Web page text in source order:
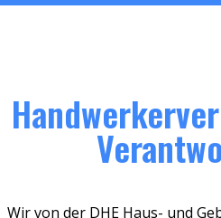
Wir von der DHE Haus- und